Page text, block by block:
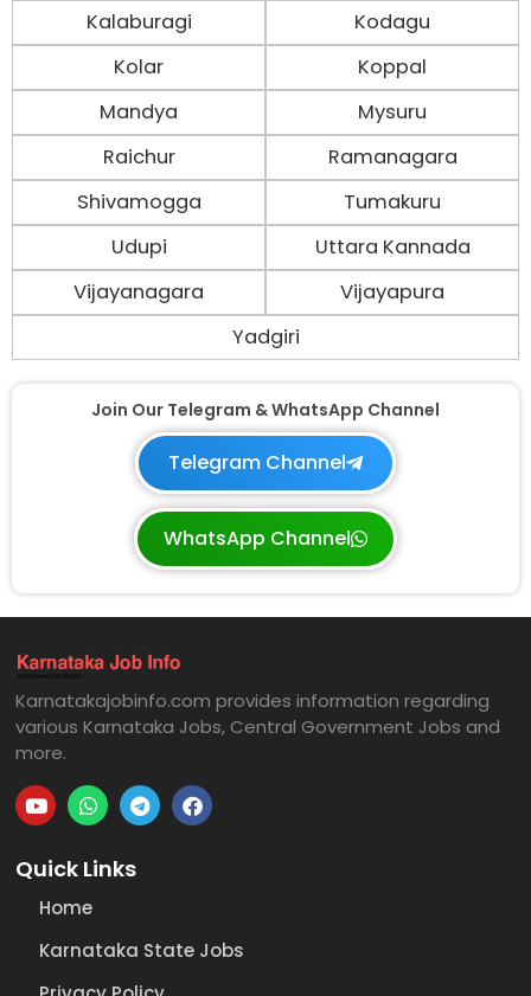
Kalaburagi
Kodagu
Kolar
Koppal
Mandya
Mysuru
Raichur
Ramanagara
Shivamogga
Tumakuru
Udupi
Uttara Kannada
Vijayanagara
Vijayapura
Yadgiri
Join Our Telegram & WhatsApp Channel
Telegram Channel
WhatsApp Channel
Karnatakajobinfo.com provides information regarding
various Karnataka Jobs, Central Government Jobs and
more.
Quick Links
Home
Karnataka State Jobs